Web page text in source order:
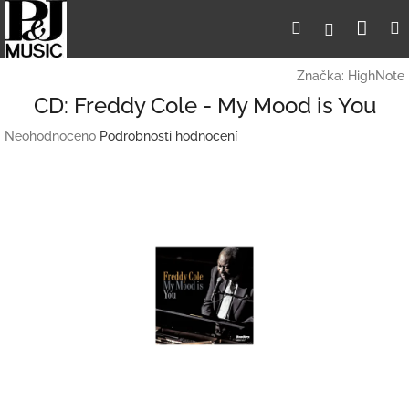
obsah
HledatPřihlášení
Značka: HighNote
CD: Freddy Cole - My Mood is You
Průměrné
Neohodnoceno Podrobnosti hodnocení